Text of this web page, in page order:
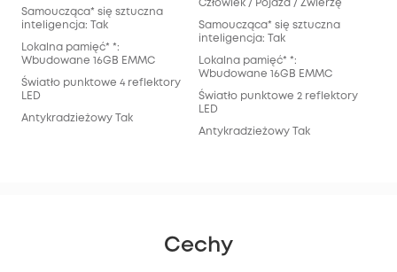
Samoucząca* się sztuczna
inteligencja: Tak
Lokalna pamięć* *:
Wbudowane 16GB EMMC
Światło punktowe 4 reflektory
LED
Antykradzieżowy Tak
Człowiek / Pojazd / Zwierzę
Samoucząca* się sztuczna
inteligencja: Tak
Lokalna pamięć* *:
Wbudowane 16GB EMMC
Światło punktowe 2 reflektory
LED
Antykradzieżowy Tak
Cechy